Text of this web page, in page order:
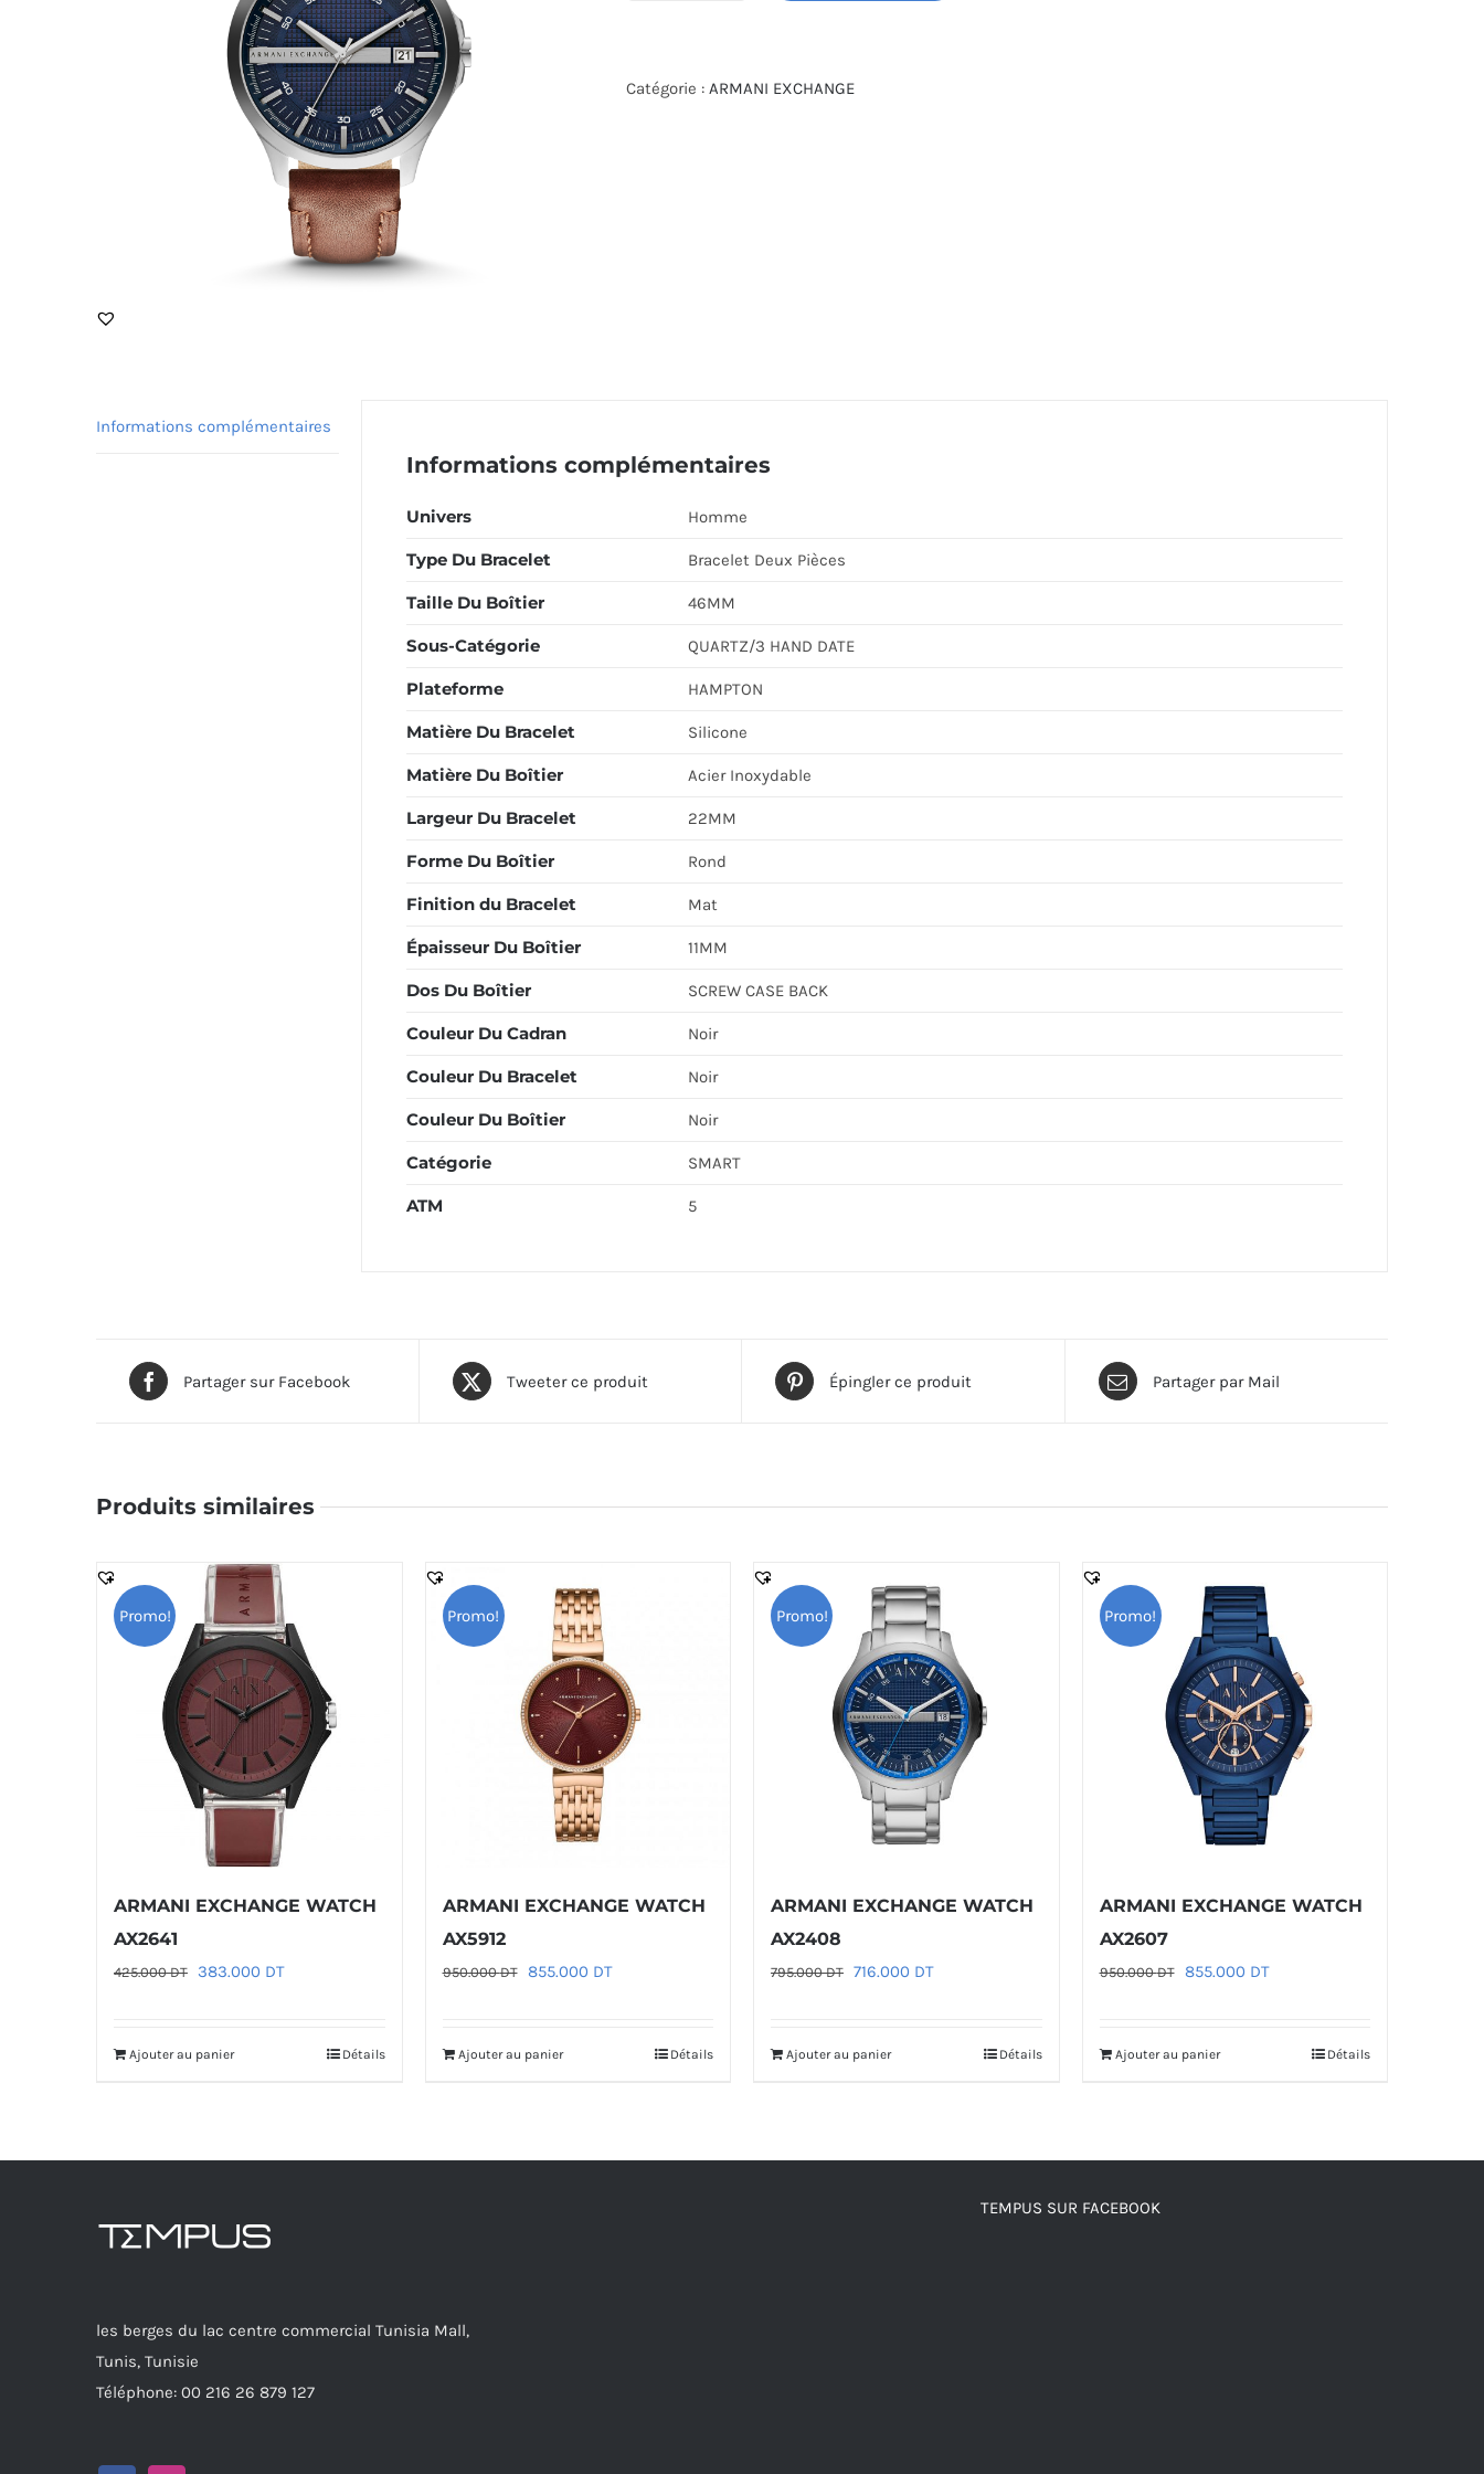
EXCHANGE
Catégorie : ARMANI EXCHANGE
Informations complémentaires
Informations complémentaires
Univers Homme
Type Du Bracelet Bracelet Deux Pièces
Taille Du Boîtier 46MM
Sous-Catégorie QUARTZ/3 HAND DATE
Plateforme HAMPTON
Matière Du Bracelet Silicone
Matière Du Boîtier Acier Inoxydable
Largeur Du Bracelet 22MM
Forme Du Boîtier Rond
Finition du Bracelet Mat
Épaisseur Du Boîtier 11MM
Dos Du Boîtier SCREW CASE BACK
Couleur Du Cadran Noir
Couleur Du Bracelet Noir
Couleur Du Boîtier Noir
Catégorie SMART
ATM 5
Partager sur Facebook Tweeter ce produit Épingler ce produit Partager par Mail
Produits similaires
Promo!
ARMANI EXCHANGE WATCH
AX2641
425.000DT Le
était :
383.000 DTLe
Ajouter au panier Détails
Promo!
ARMANI EXCHANGE WATCH
AX5912
950.000DT
Le
était :
855.000 DTLe
Ajouter au panier Détails
Promo!
ARMANI EXCHANGE WATCH
AX2408
795.000DT Le
était :
716.000 DTLe
Ajouter au panier Détails
Promo!
ARMANI EXCHANGE WATCH
AX2607
950.000DT
Le
était :
855.000 DTLe
Ajouter au panier Détails
les berges du lac centre commercial Tunisia Mall,
Tunis, Tunisie
Téléphone: 00 216 26 879 127
TEMPUS SUR FACEBOOK